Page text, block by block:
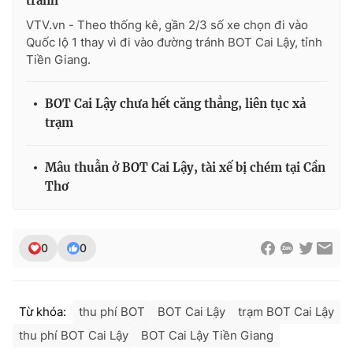
Giấy phép hoạt động báo in và báo điện tử số 483/GP-BTTTT
cấp ngày 29/12/2023
Nguyễn Trọng Ninh
Tổng đài VTV: 024.38 355 931 - 024.38 355 932
VTV.vn - Theo thống kê, gần 2/3 số xe chọn đi vào
Quốc lộ 1 thay vì đi vào đường tránh BOT Cai Lậy, tỉnh
Tiền Giang.
BOT Cai Lậy chưa hết căng thẳng, liên tục xả
trạm
Mâu thuẫn ở BOT Cai Lậy, tài xế bị chém tại Cần
Thơ
0 0
Từ khóa: thu phí BOT BOT Cai Lậy
trạm BOT Cai Lậy
thu phí BOT Cai Lậy
BOT Cai Lậy Tiền Giang